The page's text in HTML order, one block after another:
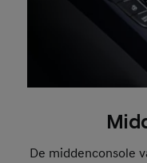
De middenconsole